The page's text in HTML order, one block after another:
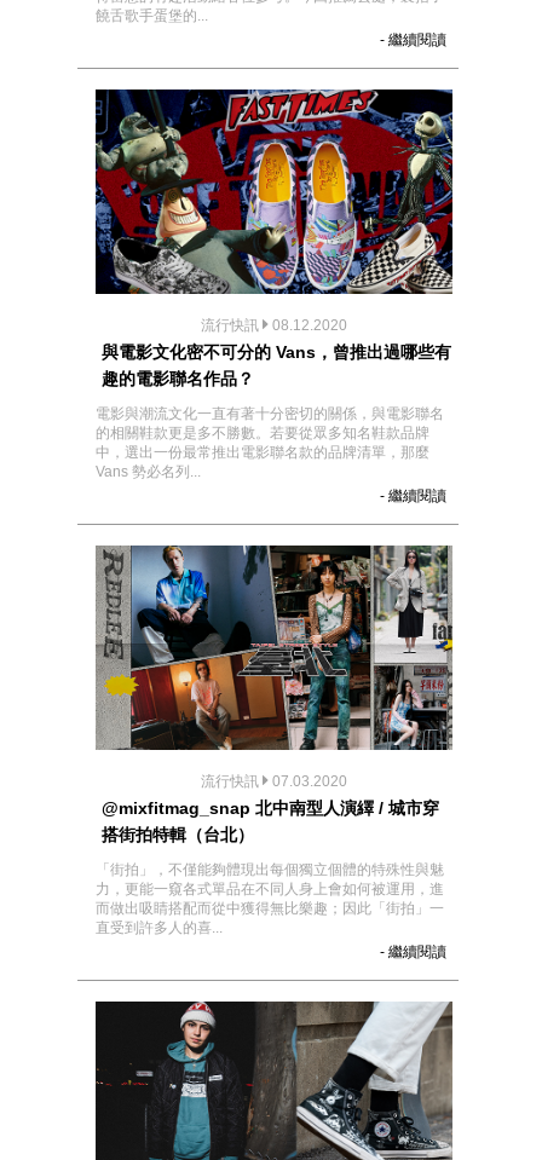
饒舌歌手蛋堡的...
- 繼續閱讀
流行快訊 08.12.2020
與電影文化密不可分的 Vans，曾推出過哪些有
趣的電影聯名作品？
電影與潮流文化一直有著十分密切的關係，與電影聯名
的相關鞋款更是多不勝數。若要從眾多知名鞋款品牌
中，選出一份最常推出電影聯名款的品牌清單，那麼
Vans 勢必名列...
- 繼續閱讀
流行快訊 07.03.2020
@mixfitmag_snap 北中南型人演繹 / 城市穿
搭街拍特輯（台北）
「街拍」，不僅能夠體現出每個獨立個體的特殊性與魅
力，更能一窺各式單品在不同人身上會如何被運用，進
而做出吸睛搭配而從中獲得無比樂趣；因此「街拍」一
直受到許多人的喜...
- 繼續閱讀